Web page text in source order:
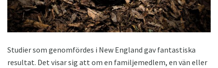
Studier som genomfördes i New England gav fantastiska
resultat. Det visar sig att om en familjemedlem, en vän eller